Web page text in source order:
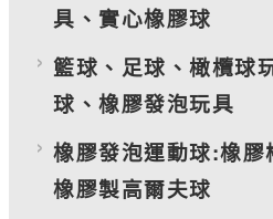
具、實心橡膠球
籃球、足球、橄欖球
球、橡膠發泡玩具
橡膠發泡運動球:橡膠
橡膠製高爾夫球